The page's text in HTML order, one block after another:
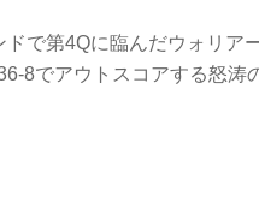
で第4Qに臨んだウォリア
8でアウトスコアする怒涛